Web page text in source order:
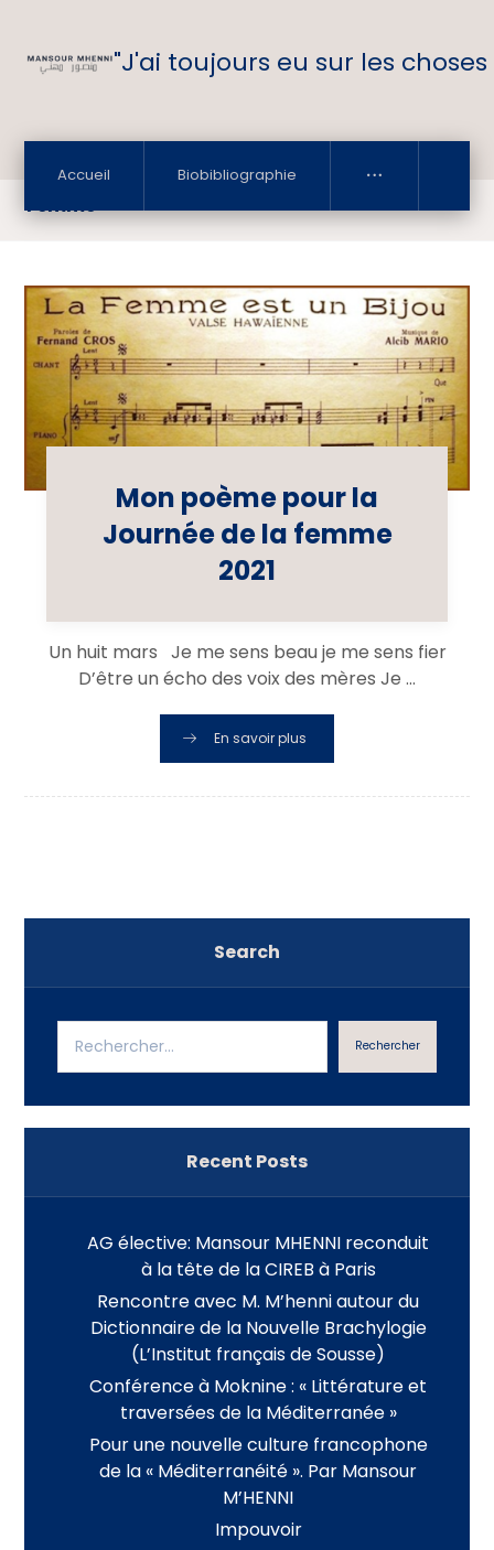
"J'ai toujours eu sur les
Accueil Biobibliographie
Femme
Mon poème pour la
Journée de la femme
2021
Un huit mars Je me sens beau je me sens fier
D’être un écho des voix des mères Je ...
En savoir plus
Search
Rechercher
Recent Posts
AG élective: Mansour MHENNI reconduit
à la tête de la CIREB à Paris
Rencontre avec M. M’henni autour du
Dictionnaire de la Nouvelle Brachylogie
(L’Institut français de Sousse)
Conférence à Moknine : « Littérature et
traversées de la Méditerranée »
Pour une nouvelle culture francophone
de la « Méditerranéité ». Par Mansour
M’HENNI
Impouvoir